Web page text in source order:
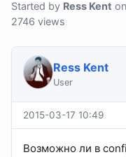
Started by Ress Kent
2746 views
Ress Kent
User
2015-03-17 10:49
Возможно ли в